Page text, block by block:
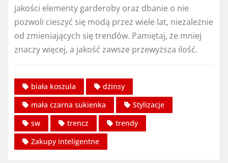
jakości elementy garderoby oraz dbanie o nie
pozwoli cieszyć się modą przez wiele lat, niezależnie
od zmieniających się trendów. Pamiętaj, że mniej
znaczy więcej, a jakość zawsze przewyższa ilość.
biała koszula
dżinsy
mała czarna sukienka
Stylizacje
sw
trencz
trendy
Zakupy inteligentne